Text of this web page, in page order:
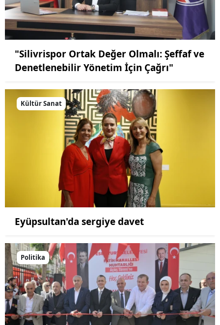
"Silivrispor Ortak Değer Olmalı: Şeffaf ve
Denetlenebilir Yönetim İçin Çağrı"
Kültür Sanat
Eyüpsultan'da sergiye davet
Politika